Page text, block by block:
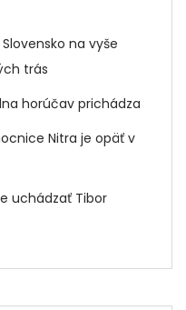
na vyše
trás
horúčav prichádza
Nitra je opäť v
uchádzať Tibor